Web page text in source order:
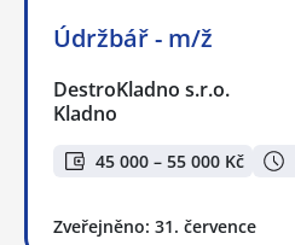
Údržbář - m/ž
DestroKladno s.r.o.
Kladno
45 000 – 55 000 Kč
Zveřejněno: 31. července